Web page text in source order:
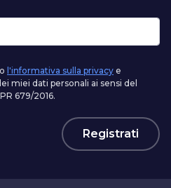
l'informativa sulla privacy e
miei dati personali ai sensi del
679/2016.
Registrati